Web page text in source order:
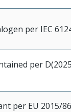
per IEC
per
per EU 2015/